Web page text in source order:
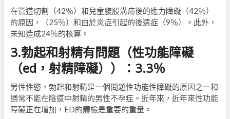
在管道切割（42％）和兒童腹股溝疝後的應力障礙（42％）
的原因，（25％）和由於炎症引起的後遺症（9％）。此外，
未知造成24％的核算。
3.勃起和射精有問題（性功能障礙
（ed，射精障礙））：3.3％
男性性慾，勃起和射精是一個問題性功能性障礙的原因之一和
通常不能在陰道中射精的男性不孕症。近年來，近年來性功能
障礙正在增加，ED的體檢是重要的重量。